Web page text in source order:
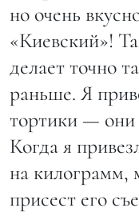
но очень
«Киевский»!
делает точно
раньше. Я
тортики — они
Когда я
на килограмм,
присест его